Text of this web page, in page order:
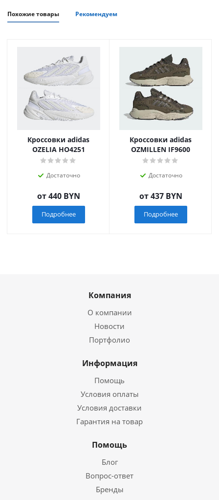
Похожие товары Рекомендуем
Кроссовки adidas
OZELIA HO4251
Достаточно
от440 BYN
Подробнее
Кроссовки adidas
OZMILLEN IF9600
Достаточно
от437 BYN
Подробнее
Компания
О компании
Новости
Портфолио
Информация
Помощь
Условия оплаты
Условия доставки
Гарантия на товар
Помощь
Блог
Вопрос-ответ
Бренды